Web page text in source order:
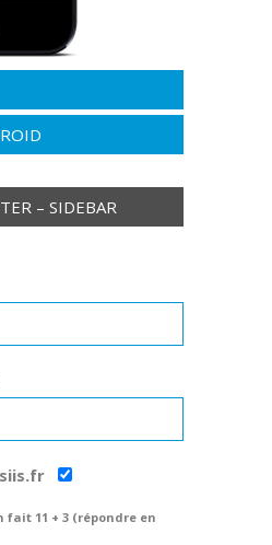
– SIDEBAR
fait 11 + 3 (répondre en